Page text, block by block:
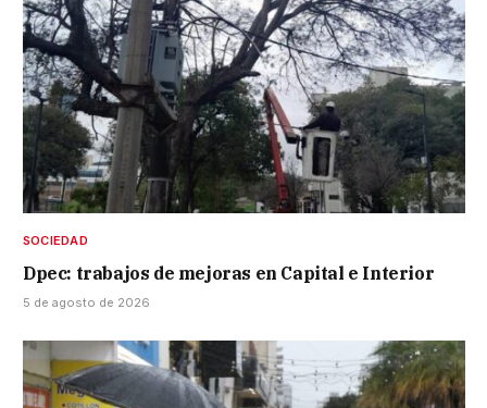
SOCIEDAD
Dpec: trabajos de mejoras en Capital e Interior
5 de agosto de 2026